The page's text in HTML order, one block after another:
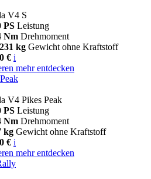
V4 S
PS Leistung
Nm Drehmoment
kg Gewicht ohne Kraftstoff
€ i
mehr entdecken
V4 Pikes Peak
PS Leistung
Nm Drehmoment
kg Gewicht ohne Kraftstoff
€ i
mehr entdecken